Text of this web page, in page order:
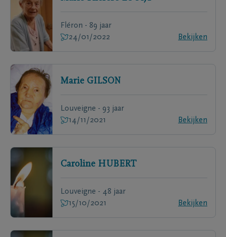
Fléron - 89 jaar
24/01/2022
Bekijken
Marie GILSON
Louveigne - 93 jaar
14/11/2021
Bekijken
Caroline HUBERT
Louveigne - 48 jaar
15/10/2021
Bekijken